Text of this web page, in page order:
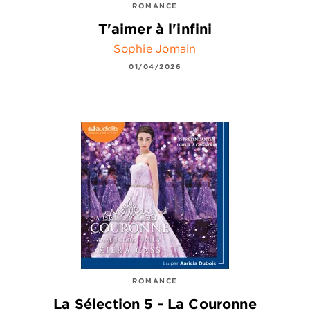
ROMANCE
T'aimer à l'infini
Sophie Jomain
01/04/2026
ROMANCE
La Sélection 5 - La Couronne